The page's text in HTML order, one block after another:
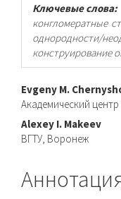
Ключевые слова:
конгломератные
однородности/
конструирование
Основное
статьи
Evgeny M.
Академический
Alexey I. Makeev
ВГТУ, Воронеж